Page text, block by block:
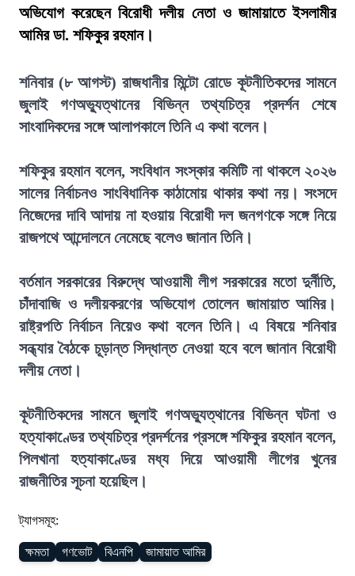
অভিযোগ করেছেন বিরোধী দলীয় নেতা ও জামায়াতে ইসলামীর
আমির ডা. শফিকুর রহমান।
শনিবার (৮ আগস্ট) রাজধানীর মিন্টো রোডে কূটনীতিকদের সামনে
জুলাই গণঅভ্যুত্থানের বিভিন্ন তথ্যচিত্র প্রদর্শন শেষে
সাংবাদিকদের সঙ্গে আলাপকালে তিনি এ কথা বলেন।
শফিকুর রহমান বলেন, সংবিধান সংস্কার কমিটি না থাকলে ২০২৬
সালের নির্বাচনও সাংবিধানিক কাঠামোয় থাকার কথা নয়। সংসদে
নিজেদের দাবি আদায় না হওয়ায় বিরোধী দল জনগণকে সঙ্গে নিয়ে
রাজপথে আন্দোলনে নেমেছে বলেও জানান তিনি।
বর্তমান সরকারের বিরুদ্ধে আওয়ামী লীগ সরকারের মতো দুর্নীতি,
চাঁদাবাজি ও দলীয়করণের অভিযোগ তোলেন জামায়াত আমির।
রাষ্ট্রপতি নির্বাচন নিয়েও কথা বলেন তিনি। এ বিষয়ে শনিবার
সন্ধ্যার বৈঠকে চূড়ান্ত সিদ্ধান্ত নেওয়া হবে বলে জানান বিরোধী
দলীয় নেতা।
কূটনীতিকদের সামনে জুলাই গণঅভ্যুত্থানের বিভিন্ন ঘটনা ও
হত্যাকাণ্ডের তথ্যচিত্র প্রদর্শনের প্রসঙ্গে শফিকুর রহমান বলেন,
পিলখানা হত্যাকাণ্ডের মধ্য দিয়ে আওয়ামী লীগের খুনের
রাজনীতির সূচনা হয়েছিল।
ট্যাগসমূহ:
ক্ষমতা গণভোট বিএনপি জামায়াত আমির